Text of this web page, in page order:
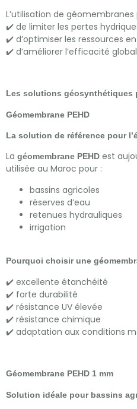
L’utilisation de
✔️ de limiter les pertes
✔️ d’optimiser les ressources
✔️ d’améliorer l’efficacité
Les solutions géosynthétiques
Géomembrane PEHD
La solution de référence pour
La géomembrane PEHD est
utilisée au Maroc pour :
bassins agricoles
réserves d’eau
retenues hydrauliques
irrigation
Pourquoi choisir une
✔️ excellente étanchéité
✔️ forte durabilité
✔️ résistance UV élevée
✔️ résistance chimique
✔️ adaptation aux conditions
Géomembrane PEHD 1 mm
Solution idéale pour bassins